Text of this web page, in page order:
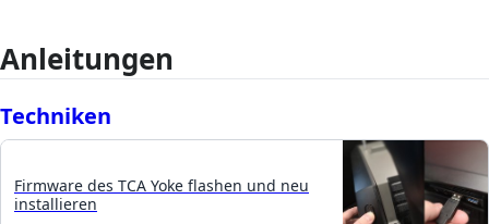
Anleitungen
Techniken
Firmware des TCA Yoke flashen und neu
installieren